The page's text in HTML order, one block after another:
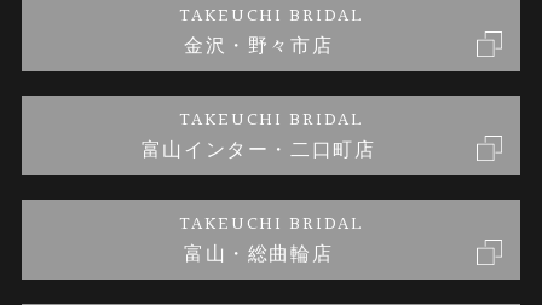
金澤指輪工房｜手作り結婚指輪 and 婚約指輪
金澤指輪工房｜手作り婚約指輪プロポーズプラン
プライバシーポリシー
TAKEUCHI BRIDAL
金沢・野々市店
TAKEUCHI BRIDAL
富山インター・二口町店
TAKEUCHI BRIDAL
富山・総曲輪店